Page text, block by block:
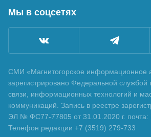
Мы в соцсетях
СМИ «Магнитогорское информационное
зарегистрировано Федеральной службой
связи, информационных технологий и
коммуникаций. Запись в реестре
ЭЛ № ФС77-77805 от 31.01.2020 г. почта:
Телефон редакции +7 (3519) 279-733